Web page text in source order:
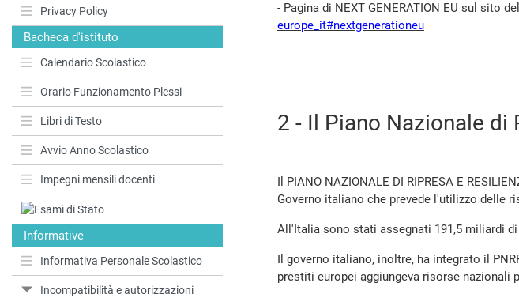
Privacy Policy
Bacheca d'istituto
Calendario Scolastico
Orario Funzionamento Plessi
Libri di Testo
Avvio Anno Scolastico
Impegni mensili docenti
Informative
Informativa Personale Scolastico
Incompatibilità e autorizzazioni
- Pagina di NEXT GENERATION EU sul sito
europe_it#nextgenerationeu
2 - Il Piano Nazionale di
Il PIANO NAZIONALE DI RIPRESA E
Governo italiano che prevede l'utilizzo delle
All'Italia sono stati assegnati 191,5 miliardi
Il governo italiano, inoltre, ha integrato il
prestiti europei aggiungeva risorse nazionali